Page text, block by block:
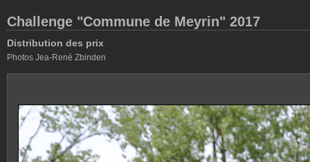
Challenge "Commune de Meyrin" 2017
Distribution des prix
Photos Jea-René Zbinden